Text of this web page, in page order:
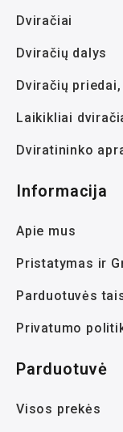
Dviračiai
Dviračių dalys
Dviračių
Laikikliai
Dviratininko
Informacija
Apie mus
Pristatymas ir
Parduotuvės
Privatumo
Parduotuvė
Visos prekės